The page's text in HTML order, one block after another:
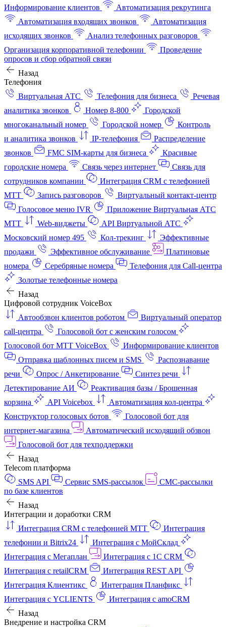
Информирование клиентов
Автоматизация рекрутинга
Автоматизация входящих звонков
Автоматизация
исходящих звонков
Анализ телефонных разговоров
Организация корпоративной телефонии
Проведение
опросов и сбор обратной связи
Назад
Телефония
Виртуальная АТС
Телефония для бизнеса
Речевая
аналитика звонков
Номер 8-800
Городской
многоканальный номер
Городской номер
Контроль
и аналитика звонков
IP-телефония
Распределение
звонков
FMC SIM-карты для бизнеса
Красивые
городские номера
Связь через интернет
Связь для
сотрудников компании
Интеграция CRM с телефонией
МТТ
Запись разговоров
Виртуальный контакт‑центр
Голосовое меню IVR
Приложение Виртуальная АТС
МТТ
Web-виджеты
API Виртуальной АТС
Московский номер 495
Кол-трекинг
Эффективные
продажи
Эффективное обслуживание
Платиновые
номера
Серебряные номера
Телефония для Call-центра
Золотые телефонные номера
Назад
Цифровой сотрудник VoiceBox
Автообзвон клиентов роботом
Виртуальный оператор
call-центра
Голосовой бот с женским голосом
Голосовой бот МТТ VoiceBox
Информирование клиентов
Отправка шаблонных писем и SMS
Распознавание
речи
Опрос / Анкетирование
Синтез речи
Детектирование АИ
Реактивация базы / Брошенная
корзина
API Voicebox
Автоматизация кол‑центра
Конструктор голосовых ботов
Голосовой бот для
интернет‑магазина
Автоматический исходящий обзвон
Голосовой бот для техподдержки
Назад
Telecom платформа
SMS API
Сервис SMS-рассылок
СМС-рассылки
по базе клиентов
Назад
Интеграции и доработки CRM
Интеграция CRM с телефонией МТТ
Интеграция
телефонии и Bitrix24
Интеграция с МойСклад
Интеграция с Мегаплан
Интеграция с 1C CRM
Интеграция с retailCRM
Интеграция REST API
Интеграция Клиентикс
Интеграция Планфикс
Интеграция с YCLIENTS
Интеграция с amoCRM
Назад
Внедрение и настройка CRM